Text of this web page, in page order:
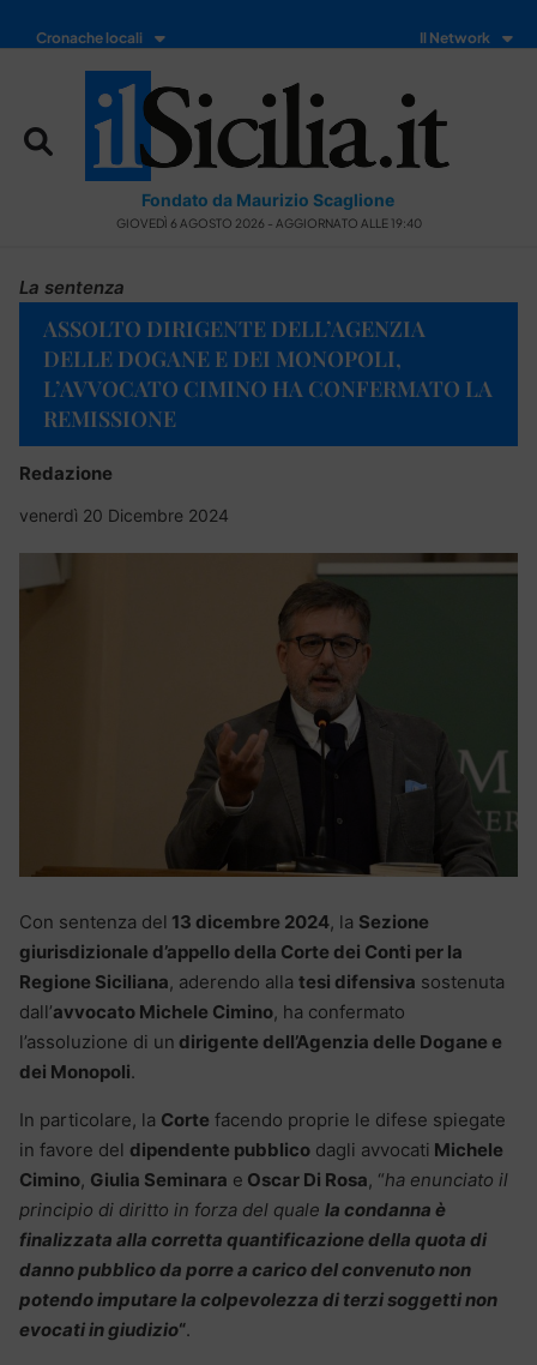
Cronache locali Il Network
Fondato da Maurizio Scaglione
GIOVEDÌ 6 AGOSTO 2026 - AGGIORNATO ALLE 19:40
La sentenza
ASSOLTO DIRIGENTE DELL’AGENZIA
DELLE DOGANE E DEI MONOPOLI,
L’AVVOCATO CIMINO HA CONFERMATO LA
REMISSIONE
Redazione
venerdì 20 Dicembre 2024
Con sentenza del 13 dicembre 2024, la Sezione
giurisdizionale d’appello della Corte dei Conti per la
Regione Siciliana, aderendo alla tesi difensiva sostenuta
dall’avvocato Michele Cimino, ha confermato
l’assoluzione di un dirigente dell’Agenzia delle Dogane e
dei Monopoli.
In particolare, la Corte facendo proprie le difese spiegate
in favore del dipendente pubblico dagli avvocati Michele
Cimino, Giulia Seminara e Oscar Di Rosa, “ha enunciato il
principio di diritto in forza del quale la condanna è
finalizzata alla corretta quantificazione della quota di
danno pubblico da porre a carico del convenuto non
potendo imputare la colpevolezza di terzi soggetti non
evocati in giudizio“.